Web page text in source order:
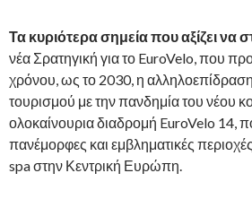
Τα κυριότερα σημεία που αξίζει να
νέα Σρατηγική για το EuroVelo, που
χρόνου, ως το 2030, η
τουρισμού με την πανδημία του νέου
ολοκαίνουρια διαδρομή EuroVelo 14,
πανέμορφες και εμβληματικές
spa στην Κεντρική Ευρώπη.